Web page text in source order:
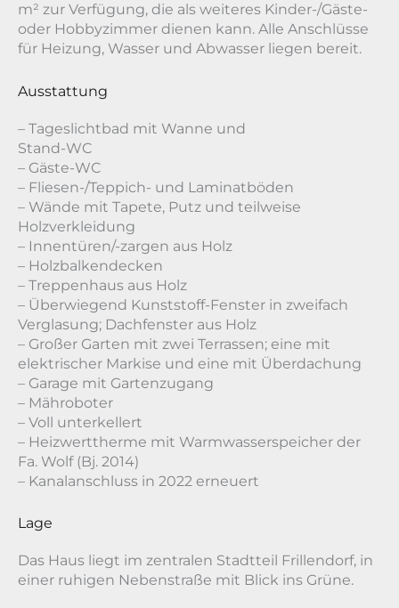
m² zur Verfügung, die als weiteres Kinder-/Gäste-
oder Hobbyzimmer dienen kann. Alle Anschlüsse
für Heizung, Wasser und Abwasser liegen bereit.
Ausstattung
– Tageslichtbad mit Wanne und
Stand-WC
– Gäste-WC
– Fliesen-/Teppich- und Laminatböden
– Wände mit Tapete, Putz und teilweise
Holzverkleidung
– Innentüren/-zargen aus Holz
– Holzbalkendecken
– Treppenhaus aus Holz
– Überwiegend Kunststoff-Fenster in zweifach
Verglasung; Dachfenster aus Holz
– Großer Garten mit zwei Terrassen; eine mit
elektrischer Markise und eine mit Überdachung
– Garage mit Gartenzugang
– Mähroboter
– Voll unterkellert
– Heizwerttherme mit Warmwasserspeicher der
Fa. Wolf (Bj. 2014)
– Kanalanschluss in 2022 erneuert
Lage
Das Haus liegt im zentralen Stadtteil Frillendorf, in
einer ruhigen Nebenstraße mit Blick ins Grüne.